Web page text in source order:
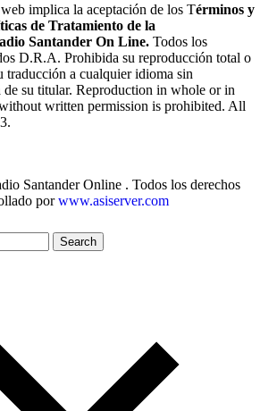
implica la aceptación de los Términos y
de Tratamiento de la
Santander On Line. Todos los
D.R.A. Prohibida su reproducción total o
traducción a cualquier idioma sin
de su titular. Reproduction in whole or in
written permission is prohibited. All
Santander Online . Todos los derechos
porwww.asiserver.com
Search